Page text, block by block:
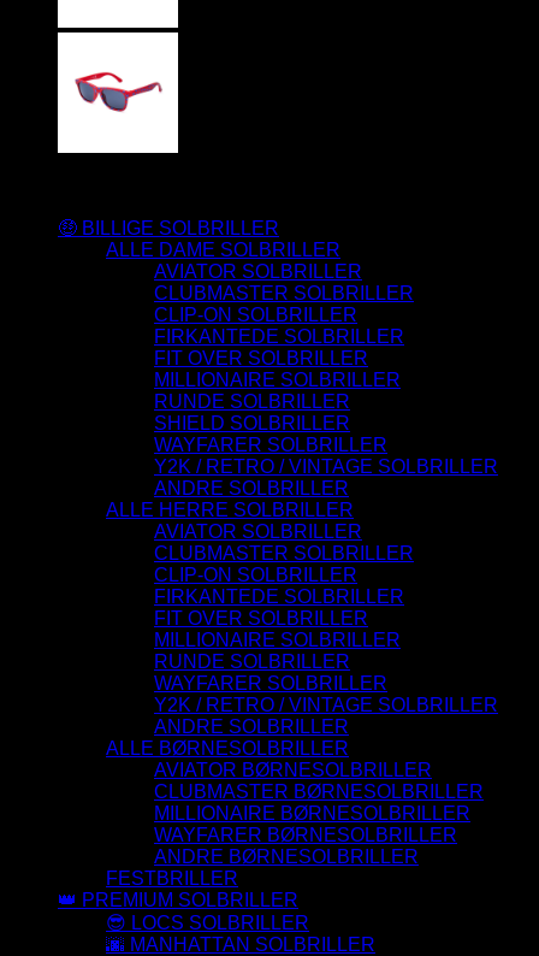
🤑 BILLIGE SOLBRILLER
ALLE DAME SOLBRILLER
AVIATOR SOLBRILLER
CLUBMASTER SOLBRILLER
CLIP-ON SOLBRILLER
FIRKANTEDE SOLBRILLER
FIT OVER SOLBRILLER
MILLIONAIRE SOLBRILLER
RUNDE SOLBRILLER
SHIELD SOLBRILLER
WAYFARER SOLBRILLER
Y2K / RETRO / VINTAGE SOLBRILLER
ANDRE SOLBRILLER
ALLE HERRE SOLBRILLER
AVIATOR SOLBRILLER
CLUBMASTER SOLBRILLER
CLIP-ON SOLBRILLER
FIRKANTEDE SOLBRILLER
FIT OVER SOLBRILLER
MILLIONAIRE SOLBRILLER
RUNDE SOLBRILLER
WAYFARER SOLBRILLER
Y2K / RETRO / VINTAGE SOLBRILLER
ANDRE SOLBRILLER
ALLE BØRNESOLBRILLER
AVIATOR BØRNESOLBRILLER
CLUBMASTER BØRNESOLBRILLER
MILLIONAIRE BØRNESOLBRILLER
WAYFARER BØRNESOLBRILLER
ANDRE BØRNESOLBRILLER
FESTBRILLER
👑 PREMIUM SOLBRILLER
😎 LOCS SOLBRILLER
🌆 MANHATTAN SOLBRILLER